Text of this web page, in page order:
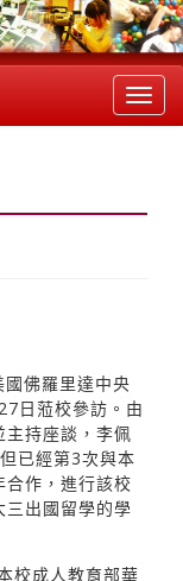
國佛羅里達中央
日蒞校參訪。由
持座談，李佩
已經第3次與本
作，進行該校
出國留學的學
校成人教育部華